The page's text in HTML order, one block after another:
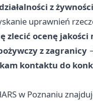
z
uprawnień
zlecić ocenę
z zagranicy
kontaktu do
w Poznaniu